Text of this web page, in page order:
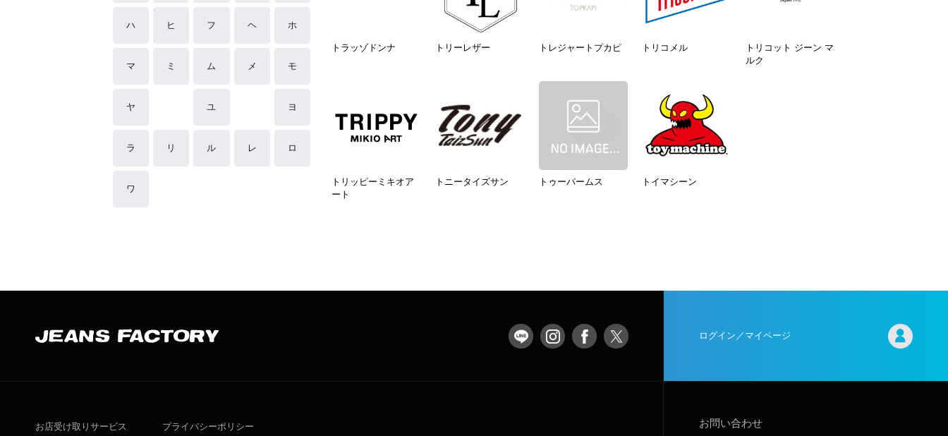
ハ ヒ フ ヘ ホ
マ ミ ム メ モ
ヤ ユ ヨ
ラ リ ル レ ロ
ワ
トラッゾドンナ トリーレザー トレジャートプカピ トリコメル
トリコット ジーン マ
ルク
トリッピーミキオア
ート
トニータイズサン トゥーパームス トイマシーン
ログイン／マイページ
お店受け取りサービス
プライバシーポリシー
お問い合わせ